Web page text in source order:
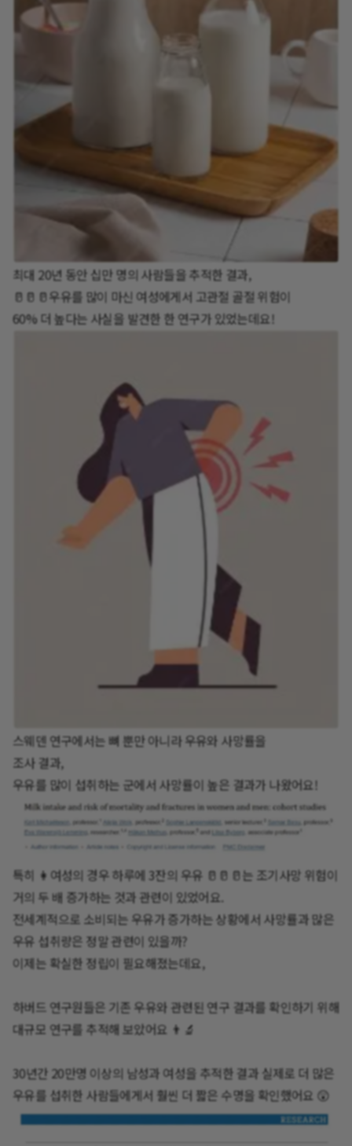
최대 20년 동안 십만 명의 사람들을 추적한 결과,
🥛🥛🥛우유를 많이 마신 여성에게서 고관절 골절 위험이
60% 더 높다는 사실을 발견한 한 연구가 있었는데요!
스웨덴 연구에서는 뼈 뿐만 아니라 우유와 사망률을
조사 결과,
우유를 많이 섭취하는 군에서 사망률이 높은 결과가 나왔어요!
특히 👩여성의 경우 하루에 3잔의 우유 🥛🥛🥛는 조기사망 위험이
거의 두 배 증가하는 것과 관련이 있었어요.
전세계적으로 소비되는 우유가 증가하는 상황에서 사망률과 많은
우유 섭취량은 정말 관련이 있을까?
이제는 확실한 정립이 필요해졌는데요,
하버드 연구원들은 기존 우유와 관련된 연구 결과를 확인하기 위해
대규모 연구를 추적해 보았어요 👨‍🔬
30년간 20만명 이상의 남성과 여성을 추적한 결과 실제로 더 많은
우유를 섭취한 사람들에게서 훨씬 더 짧은 수명을 확인했어요 😲